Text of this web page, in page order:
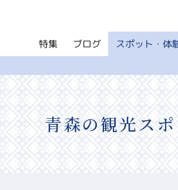
グ
イベ
アク
このサイト
青森の観光ス
特集 ブログ スポット・体